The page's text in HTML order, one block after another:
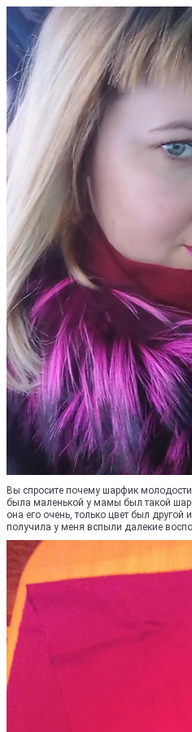
Вы спросите почему шарфик
была маленькой у мамы был такой
она его очень, только цвет был другой
получила у меня вспыли далекие